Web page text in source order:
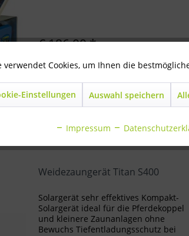
€ 186,00 *
In den Warenkorb
Weidezaungerät Titan S400
Solargerät sehr effektives Kompakt-
Solargerät ideal für die Pferdekoppel
und kleinere Zaunanlagen ohne
Bewuchs Tiefentladungsschutz bei
verwendet Cookies, um Ihnen die
Einstellungen Auswahl speichern
Impressum